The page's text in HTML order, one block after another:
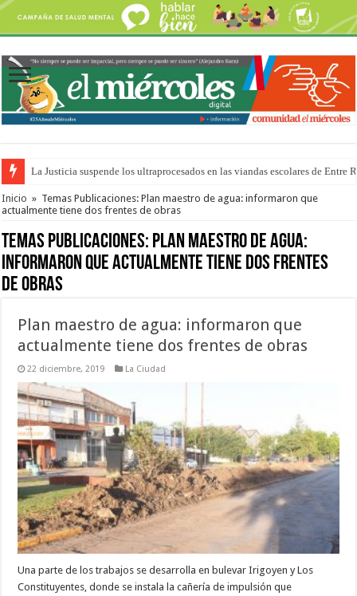
La Justicia suspende los ultraprocesados en las viandas escolares de Entre
Se presentará la obra “La Runfla de los Macanos”
Inicio » Temas Publicaciones: Plan maestro de agua: informaron que
actualmente tiene dos frentes de obras
Temas Publicaciones: Plan maestro de agua:
informaron que actualmente tiene dos frentes
de obras
Plan maestro de agua: informaron que
actualmente tiene dos frentes de obras
22 diciembre, 2019 La Ciudad
Una parte de los trabajos se desarrolla en bulevar Irigoyen y Los
Constituyentes, donde se instala la cañería de impulsión que